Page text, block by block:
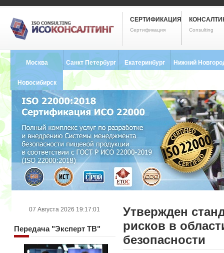
СЕРТИФИКАЦИЯ
Сертификация Consulting
Москва Санкт Петербург
8 (812) 748-2493
Екатеринбург
8 (343) 237-2593
Нижний
Новосибирск
8 (383) 227-8449
Утвержден
рисков в
безопасности
07 Августа 2026 19:17:01
Передача"Эксперт ТВ"